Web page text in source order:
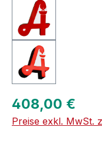
Regulärer Preis:
408,00 €
Preise exkl. MwSt.